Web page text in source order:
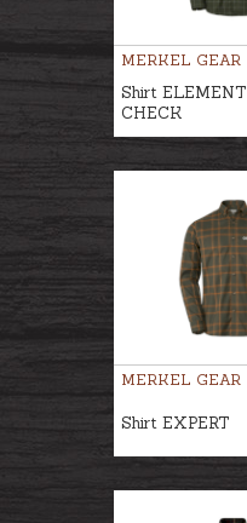
MERKEL GEAR
Shirt ELEMENT
CHECK
MERKEL GEAR
Shirt EXPERT